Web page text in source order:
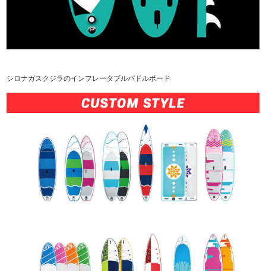
シロナガスクジラのインフレータブルパドルボード